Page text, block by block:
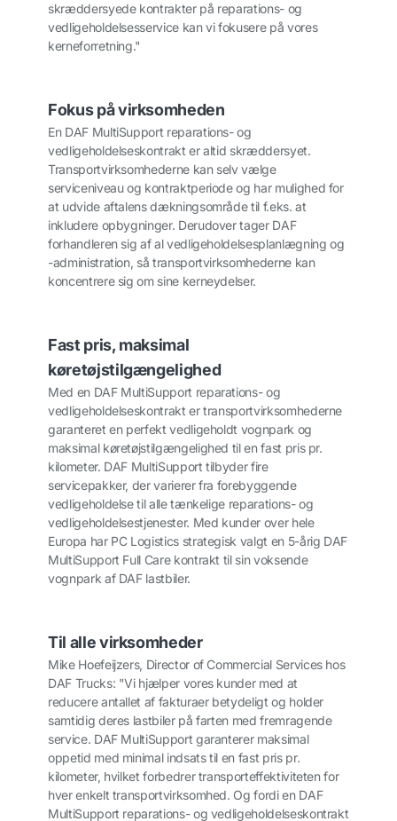
skræddersyede kontrakter på reparations- og
vedligeholdelsesservice kan vi fokusere på vores
kerneforretning."
Fokus på virksomheden
En DAF MultiSupport reparations- og
vedligeholdelseskontrakt er altid skræddersyet.
Transportvirksomhederne kan selv vælge
serviceniveau og kontraktperiode og har mulighed for
at udvide aftalens dækningsområde til f.eks. at
inkludere opbygninger. Derudover tager DAF
forhandleren sig af al vedligeholdelsesplanlægning og
-administration, så transportvirksomhederne kan
koncentrere sig om sine kerneydelser.
Fast pris, maksimal
køretøjstilgængelighed
Med en DAF MultiSupport reparations- og
vedligeholdelseskontrakt er transportvirksomhederne
garanteret en perfekt vedligeholdt vognpark og
maksimal køretøjstilgængelighed til en fast pris pr.
kilometer. DAF MultiSupport tilbyder fire
servicepakker, der varierer fra forebyggende
vedligeholdelse til alle tænkelige reparations- og
vedligeholdelsestjenester. Med kunder over hele
Europa har PC Logistics strategisk valgt en 5-årig DAF
MultiSupport Full Care kontrakt til sin voksende
vognpark af DAF lastbiler.
Til alle virksomheder
Mike Hoefeijzers, Director of Commercial Services hos
DAF Trucks: "Vi hjælper vores kunder med at
reducere antallet af fakturaer betydeligt og holder
samtidig deres lastbiler på farten med fremragende
service. DAF MultiSupport garanterer maksimal
oppetid med minimal indsats til en fast pris pr.
kilometer, hvilket forbedrer transporteffektiviteten for
hver enkelt transportvirksomhed. Og fordi en DAF
MultiSupport reparations- og vedligeholdelseskontrakt